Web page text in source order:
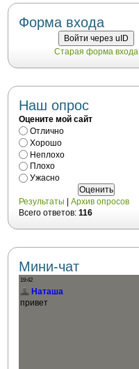
Форма входа
Войти через uID
Старая форма входа
Наш опрос
Оцените мой сайт
Отлично
Хорошо
Неплохо
Плохо
Ужасно
Результаты
Архив опросов
Всего ответов: 116
Мини-чат